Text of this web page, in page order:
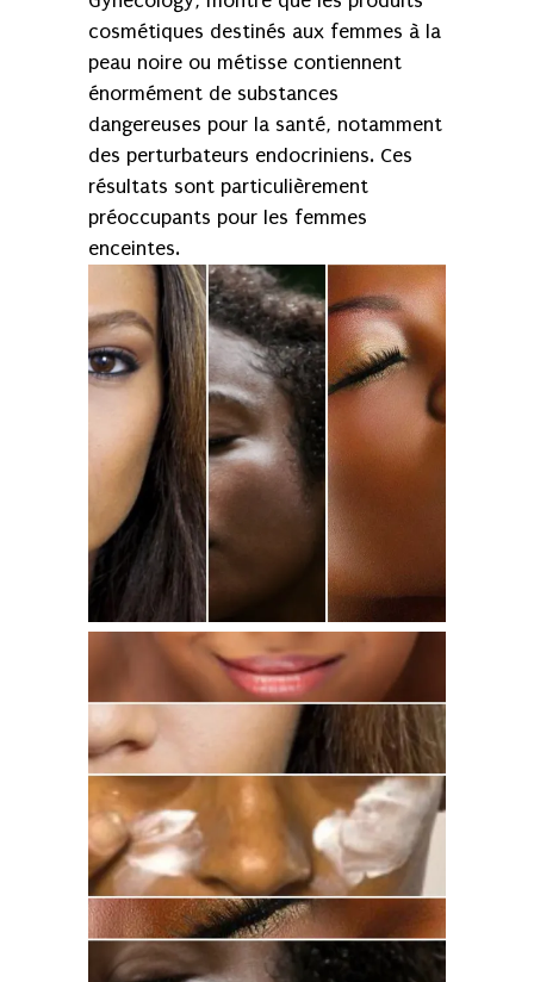
cosmétiques destinés aux femmes à la
peau noire ou métisse contiennent
énormément de substances
dangereuses pour la santé, notamment
des perturbateurs endocriniens. Ces
résultats sont particulièrement
préoccupants pour les femmes
enceintes.